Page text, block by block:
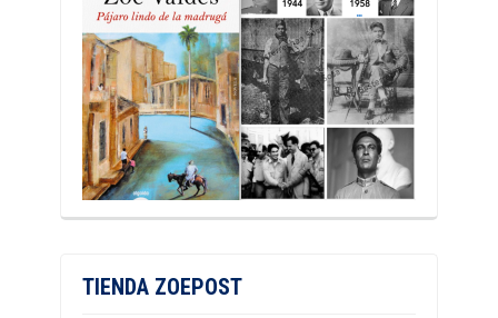
TIENDA ZOEPOST